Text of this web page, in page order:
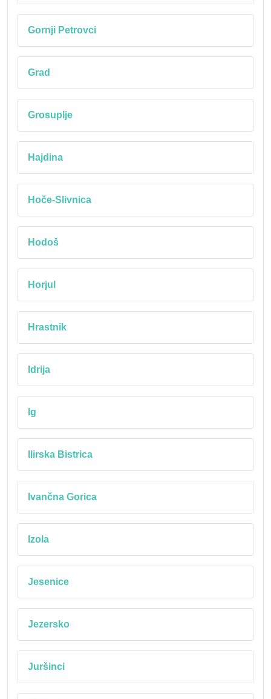
Gornji Petrovci
Grad
Grosuplje
Hajdina
Hoče-Slivnica
Hodoš
Horjul
Hrastnik
Idrija
Ig
Ilirska Bistrica
Ivančna Gorica
Izola
Jesenice
Jezersko
Juršinci